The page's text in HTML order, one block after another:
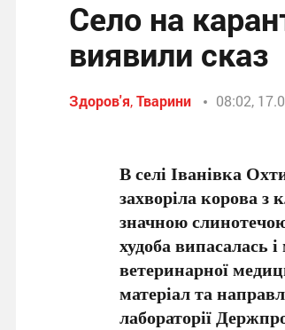
Село на
виявили сказ
Здоров'я,Тварини 08:02,
В селі Іванівка
захворіла корова з
значною
худоба випасалась
ветеринарної
матеріал та
лабораторії